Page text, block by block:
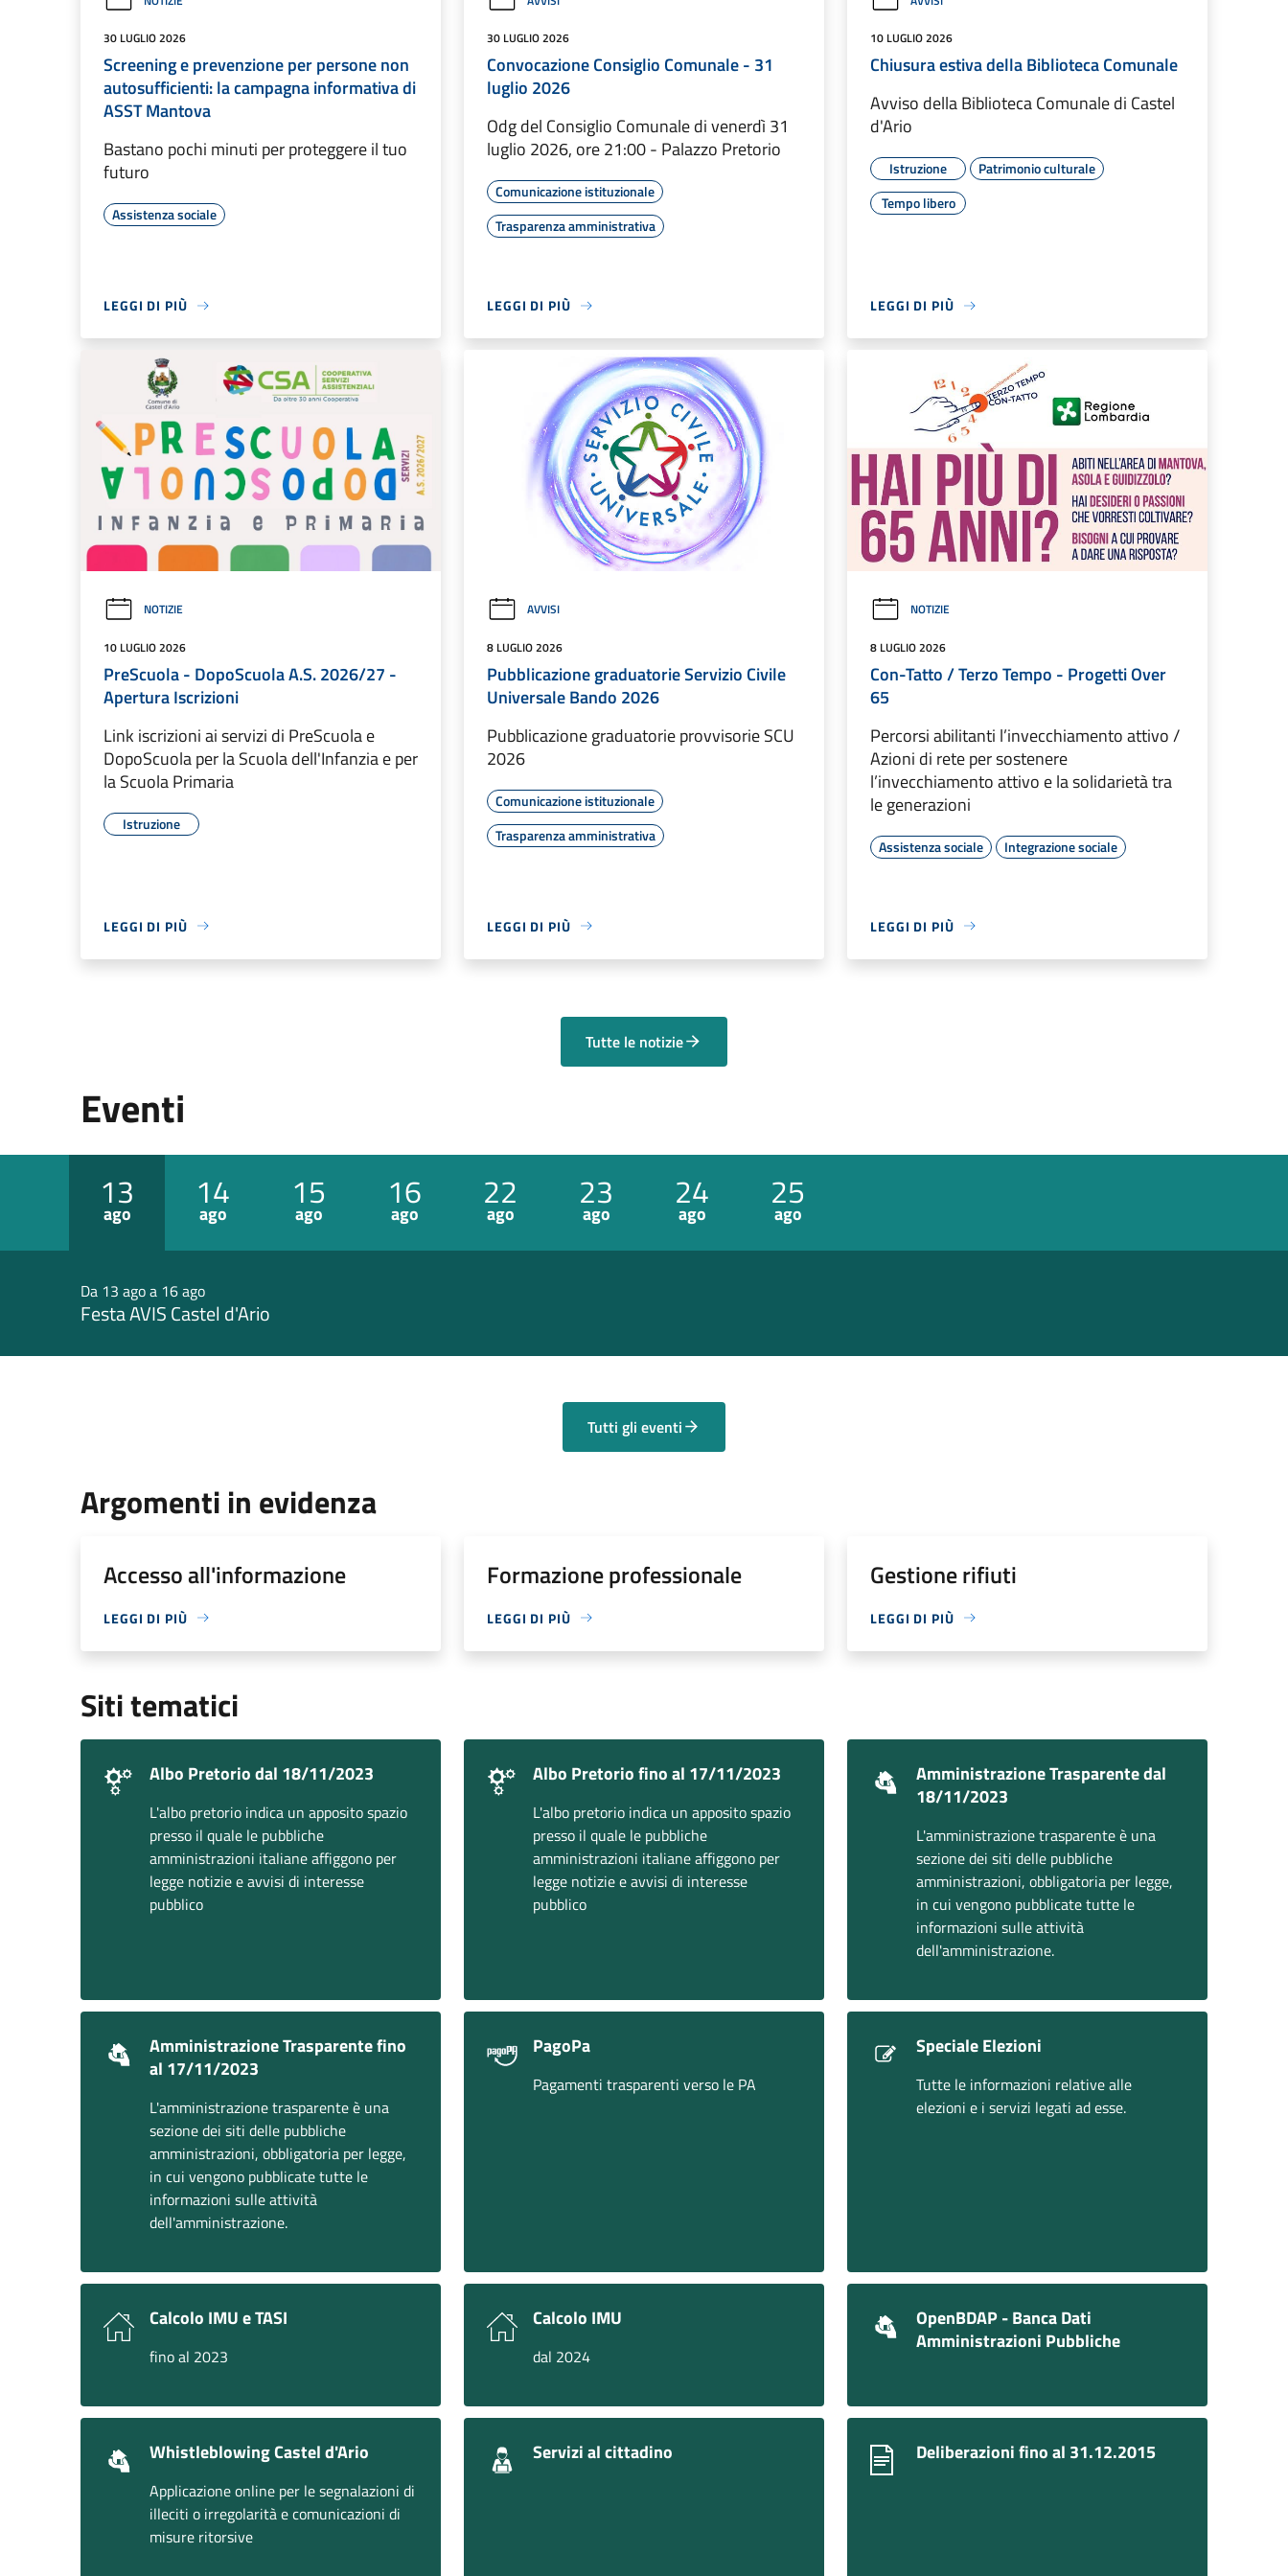
30 LUGLIO 2026
Screening e prevenzione per persone non
autosufficienti: la campagna informativa di
ASST Mantova
Bastano pochi minuti per proteggere il tuo
futuro
Assistenza sociale
LEGGI DI PIÙ
30 LUGLIO 2026
Convocazione Consiglio Comunale - 31
luglio 2026
Odg del Consiglio Comunale di venerdì 31
luglio 2026, ore 21:00 - Palazzo Pretorio
Comunicazione istituzionale
Trasparenza amministrativa
LEGGI DI PIÙ
10 LUGLIO 2026
Chiusura estiva della Biblioteca Comunale
Avviso della Biblioteca Comunale di Castel
d'Ario
Istruzione
Patrimonio culturale
Tempo libero
LEGGI DI PIÙ
NOTIZIE
10 LUGLIO 2026
PreScuola - DopoScuola A.S. 2026/27 -
Apertura Iscrizioni
Link iscrizioni ai servizi di PreScuola e
DopoScuola per la Scuola dell'Infanzia e per
la Scuola Primaria
Istruzione
LEGGI DI PIÙ
AVVISI
8 LUGLIO 2026
Pubblicazione graduatorie Servizio Civile
Universale Bando 2026
Pubblicazione graduatorie provvisorie SCU
2026
Comunicazione istituzionale
Trasparenza amministrativa
LEGGI DI PIÙ
NOTIZIE
8 LUGLIO 2026
Con-Tatto / Terzo Tempo - Progetti Over
65
Percorsi abilitanti l’invecchiamento attivo /
Azioni di rete per sostenere
l’invecchiamento attivo e la solidarietà tra
le generazioni
Assistenza sociale Integrazione sociale
LEGGI DI PIÙ
Tutte le notizie
Eventi
13
ago 14
ago 15
ago 16
ago 22
ago 23
ago 24
ago 25
ago
Da 13 ago a 16 ago
Festa AVIS Castel d'Ario
Tutti gli eventi
Argomenti in evidenza
Accesso all'informazione
LEGGI DI PIÙ
Formazione professionale
LEGGI DI PIÙ
Gestione rifiuti
LEGGI DI PIÙ
Siti tematici
Albo Pretorio dal 18/11/2023
L'albo pretorio indica un apposito spazio
presso il quale le pubbliche
amministrazioni italiane affiggono per
legge notizie e avvisi di interesse
pubblico
Albo Pretorio fino al 17/11/2023
L'albo pretorio indica un apposito spazio
presso il quale le pubbliche
amministrazioni italiane affiggono per
legge notizie e avvisi di interesse
pubblico
Amministrazione Trasparente dal
18/11/2023
L'amministrazione trasparente è una
sezione dei siti delle pubbliche
amministrazioni, obbligatoria per legge,
in cui vengono pubblicate tutte le
informazioni sulle attività
dell'amministrazione.
Amministrazione Trasparente fino
al 17/11/2023
L'amministrazione trasparente è una
sezione dei siti delle pubbliche
amministrazioni, obbligatoria per legge,
in cui vengono pubblicate tutte le
informazioni sulle attività
dell'amministrazione.
PagoPa
Pagamenti trasparenti verso le PA
Speciale Elezioni
Tutte le informazioni relative alle
elezioni e i servizi legati ad esse.
Calcolo IMU e TASI
fino al 2023
Calcolo IMU
dal 2024
OpenBDAP - Banca Dati
Amministrazioni Pubbliche
Whistleblowing Castel d'Ario
Applicazione online per le segnalazioni di
illeciti o irregolarità e comunicazioni di
misure ritorsive
Servizi al cittadino Deliberazioni fino al 31.12.2015